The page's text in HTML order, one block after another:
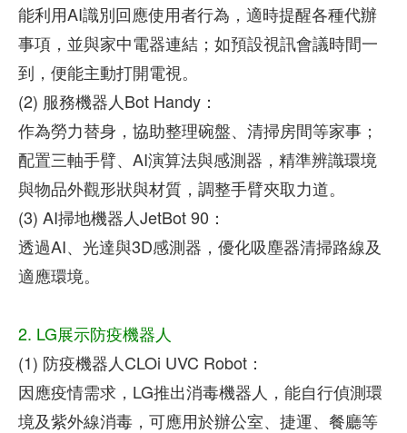
能利用AI識別回應使用者行為，適時提醒各種代辦
事項，並與家中電器連結；如預設視訊會議時間一
到，便能主動打開電視。
(2) 服務機器人Bot Handy：
作為勞力替身，協助整理碗盤、清掃房間等家事；
配置三軸手臂、AI演算法與感測器，精準辨識環境
與物品外觀形狀與材質，調整手臂夾取力道。
(3) AI掃地機器人JetBot 90：
透過AI、光達與3D感測器，優化吸塵器清掃路線及
適應環境。
2. LG展示防疫機器人
(1) 防疫機器人CLOi UVC Robot：
因應疫情需求，LG推出消毒機器人，能自行偵測環
境及紫外線消毒，可應用於辦公室、捷運、餐廳等